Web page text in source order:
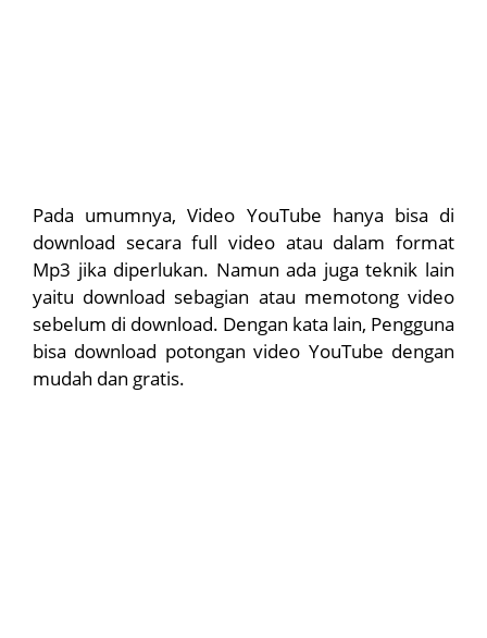
Pada umumnya, Video YouTube hanya bisa di
download secara full video atau dalam format
Mp3 jika diperlukan. Namun ada juga teknik lain
yaitu download sebagian atau memotong video
sebelum di download. Dengan kata lain, Pengguna
bisa download potongan video YouTube dengan
mudah dan gratis.